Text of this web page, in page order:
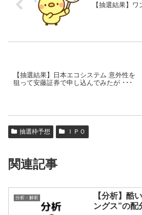
【抽選結果】ワ
【抽選結果】日本エコシステム 意外性を
狙って安藤証券で申し込んでみたが ･･･
抽選枠予想 ＩＰＯ
関連記事
分析・解析
【分析】酷
ングス”の配